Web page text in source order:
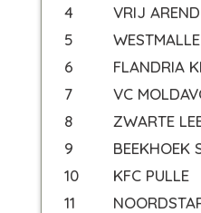
4
VRIJ
5
6
FLANDRIA
7
VC
8
ZWARTE
9
BEEKHOEK
10
KFC PULLE
11